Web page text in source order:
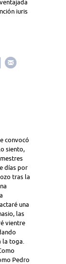
iuris
convocó
siento,
días por
tras la
una
las
vientre
la toga.
Pedro